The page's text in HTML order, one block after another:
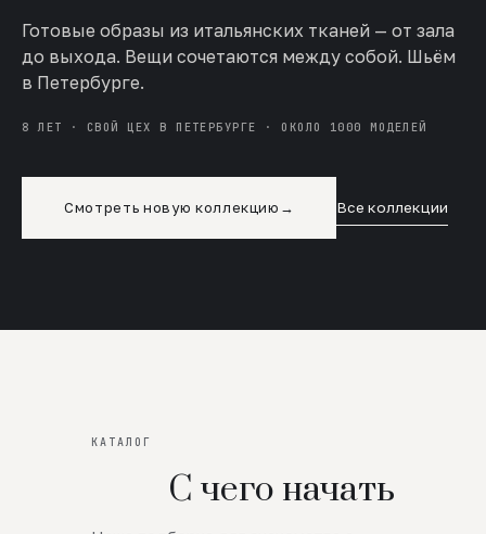
Готовые образы из итальянских тканей — от зала
до выхода. Вещи сочетаются между собой. Шьём
в Петербурге.
8 ЛЕТ · СВОЙ ЦЕХ В ПЕТЕРБУРГЕ · ОКОЛО 1000 МОДЕЛЕЙ
Смотреть новую коллекцию → Все коллекции
КАТАЛОГ
С чего начать